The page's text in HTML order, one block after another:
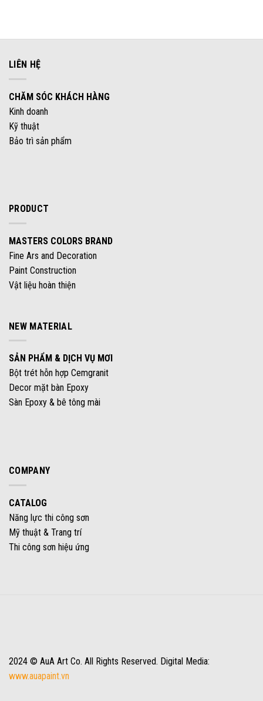
LIÊN HỆ
CHĂM SÓC KHÁCH HÀNG
Kinh doanh
Kỹ thuật
Bảo trì sản phẩm
PRODUCT
MASTERS COLORS BRAND
Fine Ars and Decoration
Paint Construction
Vật liệu hoàn thiện
NEW MATERIAL
SẢN PHẨM & DỊCH VỤ MƠI
Bột trét hỗn hợp Cemgranit
Decor mặt bàn Epoxy
Sàn Epoxy & bê tông mài
COMPANY
CATALOG
Năng lực thi công sơn
Mỹ thuật & Trang trí
Thi công sơn hiệu ứng
2024 © AuA Art Co. All Rights Reserved. Digital Media:
www.auapaint.vn